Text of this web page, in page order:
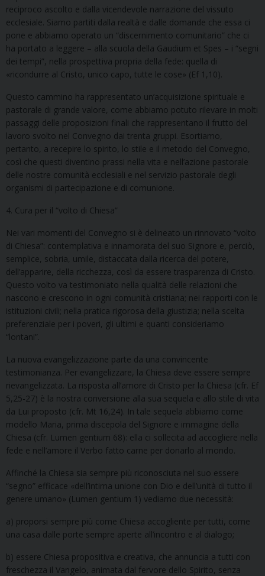
reciproco ascolto e dalla vicendevole narrazione del vissuto
ecclesiale. Siamo partiti dalla realtà e dalle domande che essa ci
pone e abbiamo operato un “discernimento comunitario” che ci
ha portato a leggere – alla scuola della Gaudium et Spes – i “segni
dei tempi”, nella prospettiva propria della fede: quella di
«ricondurre al Cristo, unico capo, tutte le cose» (Ef 1,10).
Questo cammino ha rappresentato un’acquisizione spirituale e
pastorale di grande valore, come abbiamo potuto rilevare in molti
passaggi delle proposizioni finali che rappresentano il frutto del
lavoro svolto nel Convegno dai trenta gruppi. Esortiamo,
pertanto, a recepire lo spirito, lo stile e il metodo del Convegno,
così che questi diventino prassi nella vita e nell’azione pastorale
delle nostre comunità ecclesiali e nel servizio pastorale degli
organismi di partecipazione e di comunione.
4. Cura per il “volto di Chiesa”
Nei vari momenti del Convegno si è delineato un rinnovato “volto
di Chiesa”: contemplativa e innamorata del suo Signore e, perciò,
semplice, sobria, umile, distaccata dalla ricerca del potere,
dell’apparire, della ricchezza, così da essere trasparenza di Cristo.
Questo volto va testimoniato nella qualità delle relazioni che
nascono e crescono in ogni comunità cristiana; nei rapporti con le
istituzioni civili; nella pratica rigorosa della giustizia; nella scelta
preferenziale per i poveri, gli ultimi e quanti consideriamo
“lontani”.
La nuova evangelizzazione parte da una convincente
testimonianza. Per evangelizzare, la Chiesa deve essere sempre
rievangelizzata. La risposta all’amore di Cristo per la Chiesa (cfr. Ef
5,25-27) è la nostra conversione alla sua sequela e allo stile di vita
da Lui proposto (cfr. Mt 16,24). In tale sequela abbiamo come
modello Maria, prima discepola del Signore e immagine della
Chiesa (cfr. Lumen gentium 68): ella ci sollecita ad accogliere nella
fede e nell’amore il Verbo fatto carne per donarlo al mondo.
Affinché la Chiesa sia sempre più riconosciuta nel suo essere
“segno” efficace «dell’intima unione con Dio e dell’unità di tutto il
genere umano» (Lumen gentium 1) vediamo due necessità:
a) proporsi sempre più come Chiesa accogliente per tutti, come
una casa dalle porte sempre aperte all’incontro e al dialogo;
b) essere Chiesa propositiva e creativa, che annuncia a tutti con
freschezza il Vangelo, animata dal fervore dello Spirito, senza